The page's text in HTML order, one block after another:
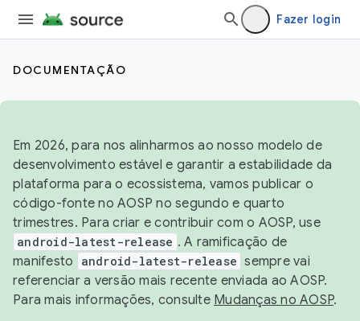
Fazer login
DOCUMENTAÇÃO
Em 2026, para nos alinharmos ao nosso modelo de
desenvolvimento estável e garantir a estabilidade da
plataforma para o ecossistema, vamos publicar o
código-fonte no AOSP no segundo e quarto
trimestres. Para criar e contribuir com o AOSP, use
android-latest-release . A ramificação de
manifesto
android-latest-release sempre vai
referenciar a versão mais recente enviada ao AOSP.
Para mais informações, consulte Mudanças no AOSP.